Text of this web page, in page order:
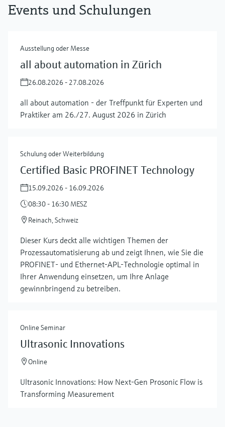
Events und Schulungen
Ausstellung oder Messe
all about automation in Zürich
26.08.2026 - 27.08.2026
all about automation - der Treffpunkt für Experten und
Praktiker am 26./27. August 2026 in Zürich
Schulung oder Weiterbildung
Certified Basic PROFINET Technology
15.09.2026 - 16.09.2026
08:30 - 16:30 MESZ
Reinach, Schweiz
Dieser Kurs deckt alle wichtigen Themen der
Prozessautomatisierung ab und zeigt Ihnen, wie Sie die
PROFINET- und Ethernet-APL-Technologie optimal in
Ihrer Anwendung einsetzen, um Ihre Anlage
gewinnbringend zu betreiben.
Online Seminar
Ultrasonic Innovations
Online
Ultrasonic Innovations: How Next-Gen Prosonic Flow is
Transforming Measurement